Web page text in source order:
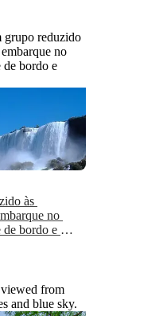
grupo reduzido
no
de bordo e
às
no
de bordo e
from
and blue sky.